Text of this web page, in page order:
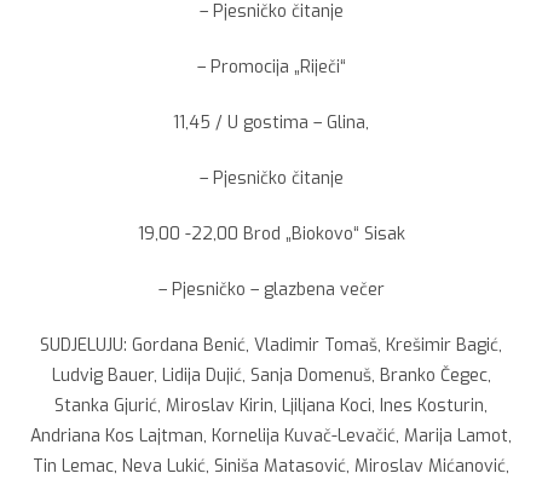
– Pjesničko čitanje
– Promocija „Riječi“
11,45 / U gostima – Glina,
– Pjesničko čitanje
19,00 -22,00 Brod „Biokovo“ Sisak
– Pjesničko – glazbena večer
SUDJELUJU: Gordana Benić, Vladimir Tomaš, Krešimir Bagić,
Ludvig Bauer, Lidija Dujić, Sanja Domenuš, Branko Čegec,
Stanka Gjurić, Miroslav Kirin, Ljiljana Koci, Ines Kosturin,
Andriana Kos Lajtman, Kornelija Kuvač-Levačić, Marija Lamot,
Tin Lemac, Neva Lukić, Siniša Matasović, Miroslav Mićanović,